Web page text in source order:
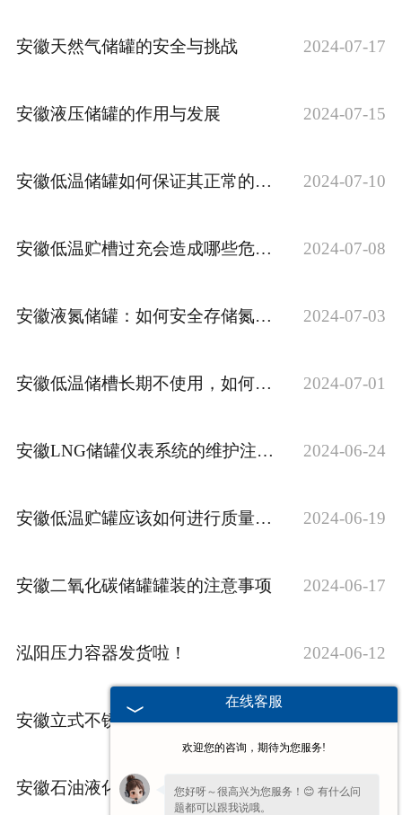
安徽天然气储罐的安全与挑战 2024-07-17
安徽液压储罐的作用与发展 2024-07-15
安徽低温储罐如何保证其正常的运行 2024-07-10
安徽低温贮槽过充会造成哪些危害？一起来了解一下 2024-07-08
安徽液氮储罐：如何安全存储氮液？ 2024-07-03
安徽低温储槽长期不使用，如何避免珠光砂受潮？ 2024-07-01
安徽LNG储罐仪表系统的维护注意事项 2024-06-24
安徽低温贮罐应该如何进行质量检测？ 2024-06-19
安徽二氧化碳储罐罐装的注意事项 2024-06-17
泓阳压力容器发货啦！ 2024-06-12
安徽立式不锈钢储罐在构造上有哪些优势？ 2024-06-11
安徽石油液化气贮罐地脚螺栓选择的注意事项 2024-06-05
在线客服
欢迎您的咨询，期待为您服务!
您好呀～很高兴为您服务！😊 有什么问
题都可以跟我说哦。